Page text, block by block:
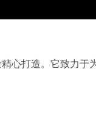
心打造。它致力于